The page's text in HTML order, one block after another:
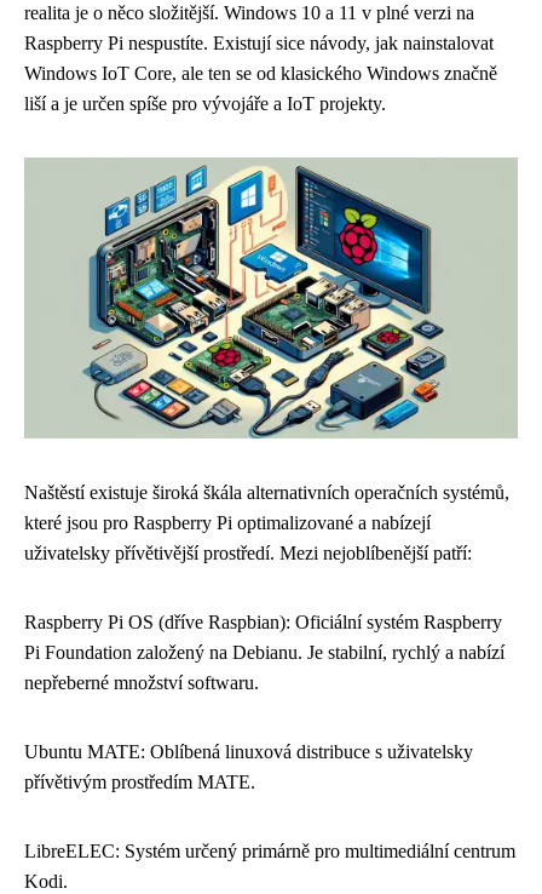
realita je o něco složitější. Windows 10 a 11 v plné verzi na
Raspberry Pi nespustíte. Existují sice návody, jak nainstalovat
Windows IoT Core, ale ten se od klasického Windows značně
liší a je určen spíše pro vývojáře a IoT projekty.
Naštěstí existuje široká škála alternativních operačních systémů,
které jsou pro Raspberry Pi optimalizované a nabízejí
uživatelsky přívětivější prostředí. Mezi nejoblíbenější patří:
Raspberry Pi OS (dříve Raspbian): Oficiální systém Raspberry
Pi Foundation založený na Debianu. Je stabilní, rychlý a nabízí
nepřeberné množství softwaru.
Ubuntu MATE: Oblíbená linuxová distribuce s uživatelsky
přívětivým prostředím MATE.
LibreELEC: Systém určený primárně pro multimediální centrum
Kodi.